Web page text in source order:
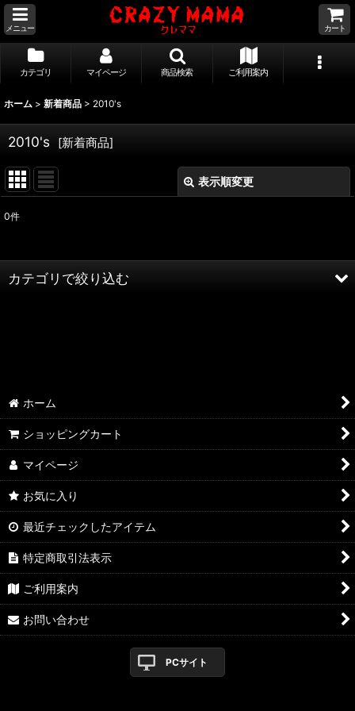
メニュー カート
カテゴリ マイページ 商品検索 ご利用案内
ホーム > 新着商品 > 2010's
2010's [新着商品]
表示順変更
表示数 :
0件
カテゴリで絞り込む
2015
2016
ホーム
ショッピングカート
マイページ
お気に入り
最近チェックしたアイテム
特定商取引法表示
ご利用案内
お問い合わせ
PCサイト